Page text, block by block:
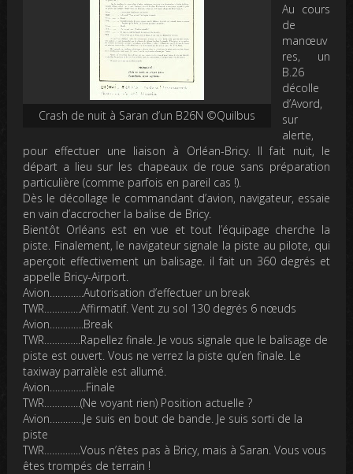
Crash de nuit à Saran d’un B26N ©Quilbus
Au cours
de
manœuv
res, un
B.26
décolle
d’Avord,
sur
alerte,
pour effectuer une liaison à Orléan-Bricy. Il fait nuit, le
départ a lieu sur les chapeaux de roue sans préparation
particulière (comme parfois en pareil cas !).
Dès le décollage le commandant d’avion, navigateur, essaie
en vain d’accrocher la balise de Bricy.
Bientôt Orléans est en vue et tout l’équipage cherche la
piste. Finalement, le navigateur signale la piste au pilote, qui
aperçoit effectivement un balisage. il fait un 360 degrés et
appelle Bricy-Airport.
Avion………….Autorisation d’effectuer un break
TWR…………..Affirmatif. Vent zu sol 130 degrés 6 nœuds
Avion………….Break
TWR…………..Rapellez finale. Je vous signale que le balisage de
piste est ouvert. Vous ne verrez la piste qu’en finale. Le
taxiway parralèle est allumé.
Avion…………..Finale
TWR…………..(Ne voyant rien) Position actuelle ?
Avion………….Je suis en bout de bande. Je suis sorti de la
piste
TWR…………..Vous n’êtes pas à Bricy, mais à Saran. Vous vous
êtes trompés de terrain !